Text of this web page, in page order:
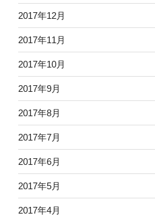
2017年12月
2017年11月
2017年10月
2017年9月
2017年8月
2017年7月
2017年6月
2017年5月
2017年4月